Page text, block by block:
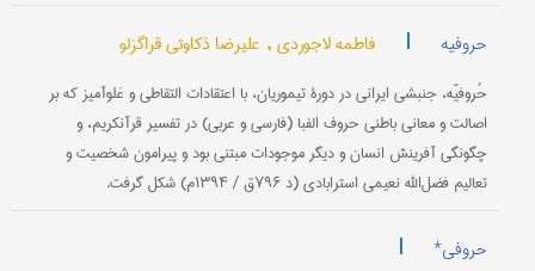
حروفیه | فاطمه لاجوردی , علیرضا ذکاوتی قراگزلو
حُروفیّه، جنبشی ایرانی در دورۀ تیموریان، با اعتقادات التقاطی و غلوآمیز که بر
اصالت و معانی باطنی حروف الفبا (فارسی و عربی) در تفسیر قرآنکریم، و
چگونگی آفرینش انسان و دیگر موجودات مبتنی بود و پیرامون شخصیت و
تعالیم فضل‌الله نعیمی استرابادی (د ۷۹۶ق / ۱۳۹۴م) شکل گرفت.
حروفی* |